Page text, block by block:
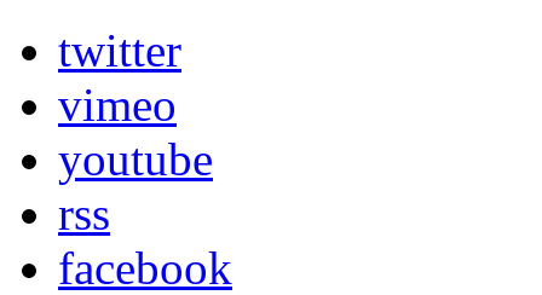
twitter
vimeo
youtube
rss
facebook